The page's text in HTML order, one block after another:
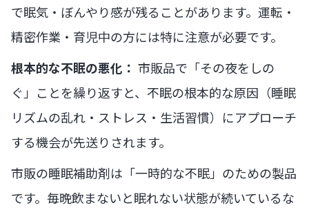
で眠気・ぼんやり感が残ることがあります。運転・
精密作業・育児中の方には特に注意が必要です。
根本的な不眠の悪化： 市販品で「その夜をしの
ぐ」ことを繰り返すと、不眠の根本的な原因（睡眠
リズムの乱れ・ストレス・生活習慣）にアプローチ
する機会が先送りされます。
市販の睡眠補助剤は「一時的な不眠」のための製品
です。毎晩飲まないと眠れない状態が続いているな